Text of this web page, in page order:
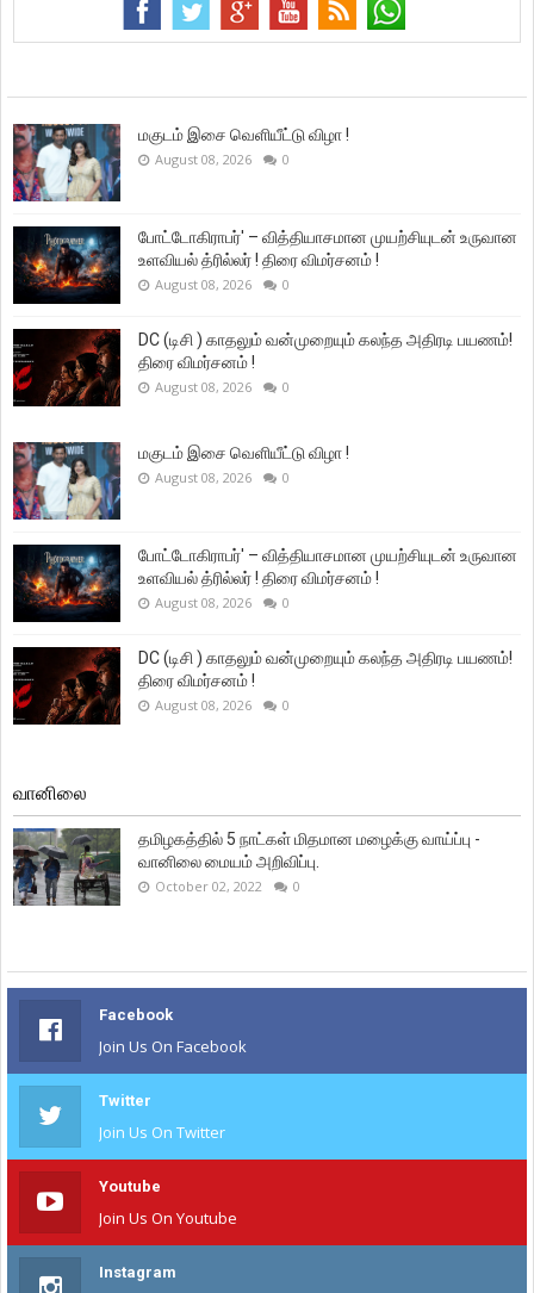
மகுடம் இசை வெளியீட்டு விழா !
August 08, 2026 0
போட்டோகிராபர்' – வித்தியாசமான முயற்சியுடன் உருவான
உளவியல் த்ரில்லர் ! திரை விமர்சனம் !
August 08, 2026 0
DC (டிசி ) காதலும் வன்முறையும் கலந்த அதிரடி பயணம்!
திரை விமர்சனம் !
August 08, 2026 0
மகுடம் இசை வெளியீட்டு விழா !
August 08, 2026 0
போட்டோகிராபர்' – வித்தியாசமான முயற்சியுடன் உருவான
உளவியல் த்ரில்லர் ! திரை விமர்சனம் !
August 08, 2026 0
DC (டிசி ) காதலும் வன்முறையும் கலந்த அதிரடி பயணம்!
திரை விமர்சனம் !
August 08, 2026 0
வானிலை
தமிழகத்தில் 5 நாட்கள் மிதமான மழைக்கு வாய்ப்பு -
வானிலை மையம் அறிவிப்பு.
October 02, 2022 0
Facebook
Join Us On Facebook
Twitter
Join Us On Twitter
Youtube
Join Us On Youtube
Instagram